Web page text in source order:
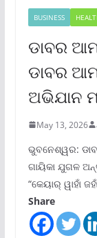
BUSINESS
ଡାବର
ଡାବର
ଅଭିଯାନ
May 13, 2026
ଭୁବନେଶ୍ୱର:
ଗାୟିକା ଯୁଗଳ
“କେୟାର୍ ୱାହାଁ
Share